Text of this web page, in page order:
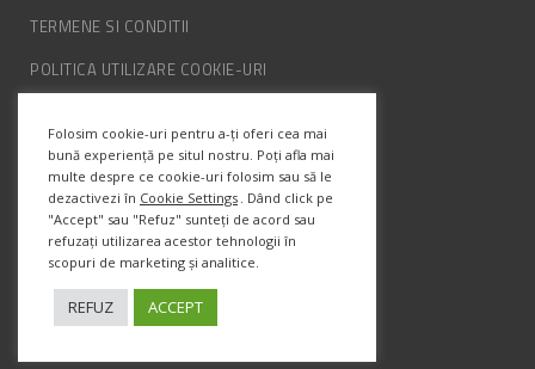
TERMENE SI CONDITII
POLITICA UTILIZARE COOKIE-URI
ANPC
Info Contact
Str. Semenic, Nr.1, Ap.5, Timisoara.
Telefon:(+4) 0747 066 701
Folosim cookie-uri pentru a-ți oferi cea mai
bună experiență pe situl nostru. Poți afla mai
multe despre ce cookie-uri folosim sau să le
dezactivezi în Cookie Settings . Dând click pe
"Accept" sau "Refuz" sunteți de acord sau
refuzați utilizarea acestor tehnologii în
scopuri de marketing și analitice.
REFUZ ACCEPT